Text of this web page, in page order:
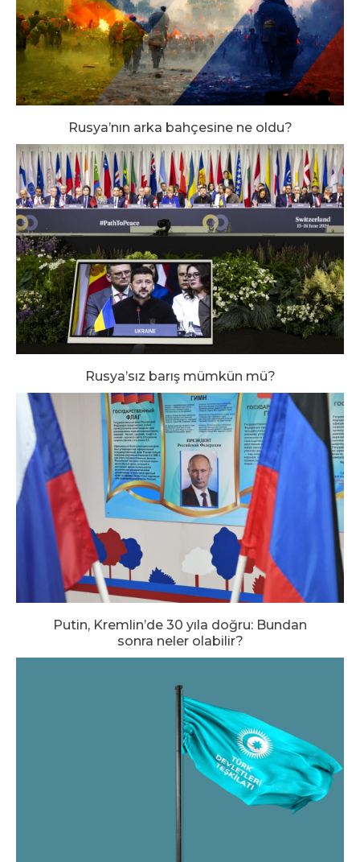
Rusya’nın arka bahçesine ne oldu?
Rusya’sız barış mümkün mü?
Putin, Kremlin’de 30 yıla doğru: Bundan
sonra neler olabilir?